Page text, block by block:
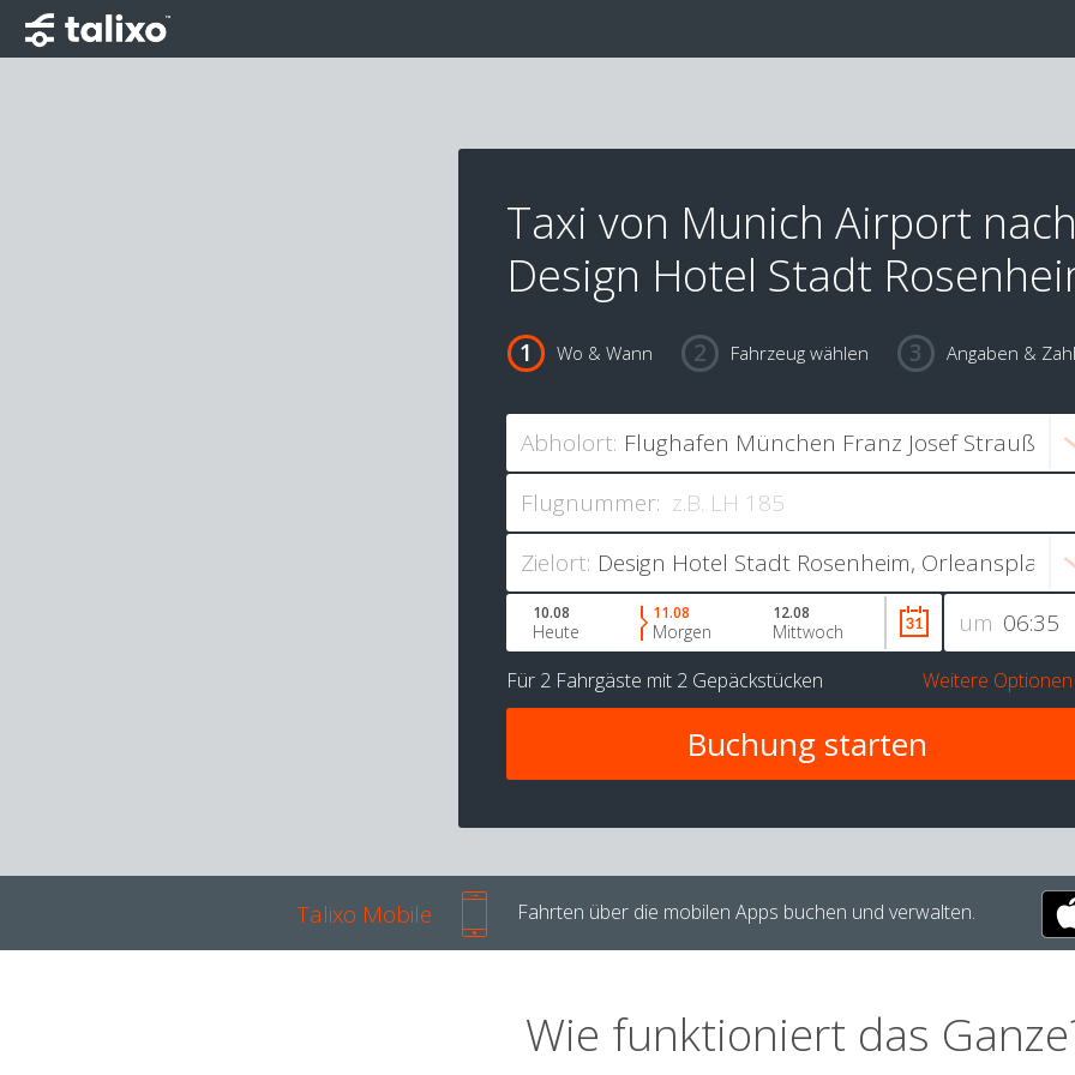
Taxi von Munich Airport
Design Hotel Stadt
Wo & Wann Fahrzeug wählen Angaben &
Abholort:
Flugnummer:
Zielort:
um
10.08
Heute
11.08
Morgen
12.08
Mittwoch
Für 2 Fahrgäste mit 2 Gepäckstücken Weitere Optionen
Talixo Mobile Fahrten über die mobilen Apps buchen und verwalten.
Wie funktioniert das